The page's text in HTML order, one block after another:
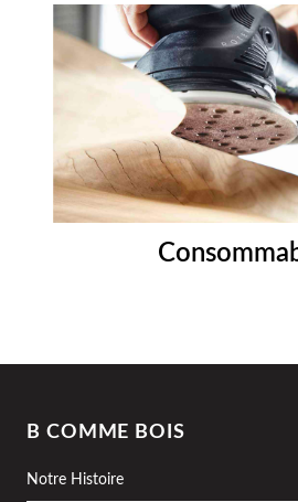
B COMME BOIS
Notre Histoire